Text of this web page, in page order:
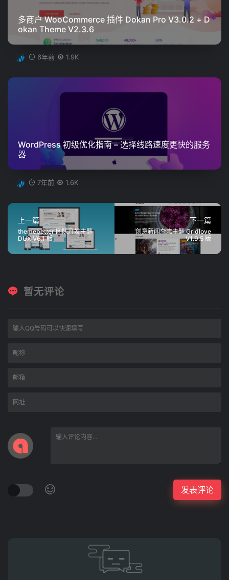
多商户 WooCommerce 插件 Dokan Pro V3.0.2 + D
okan Theme V2.3.6
6年前 1.9K
WordPress 初级优化指南 – 选择线路速度更快的服务
器
7年前 1.6K
上一篇
themebetter 团队开发主题
DUX V6.1 版
下一篇
创意新闻杂志主题 Gridlove
V1.9.5 版
暂无评论